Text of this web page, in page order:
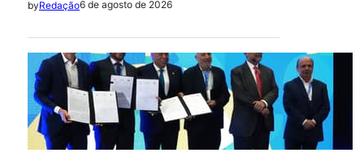
byRedação6 de agosto de 2026